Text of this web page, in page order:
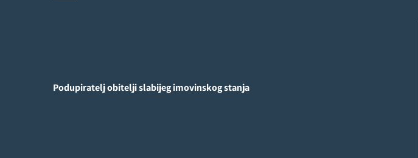
Podupiratelj obitelji slabijeg imovinskog stanja